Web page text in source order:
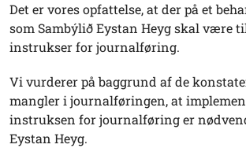
Det er vores opfattelse, at der på et
som Sambýlið Eystan Heyg skal være
instrukser for journalføring.
Vi vurderer på baggrund af de
mangler i journalføringen, at
instruksen for journalføring er
Eystan Heyg.